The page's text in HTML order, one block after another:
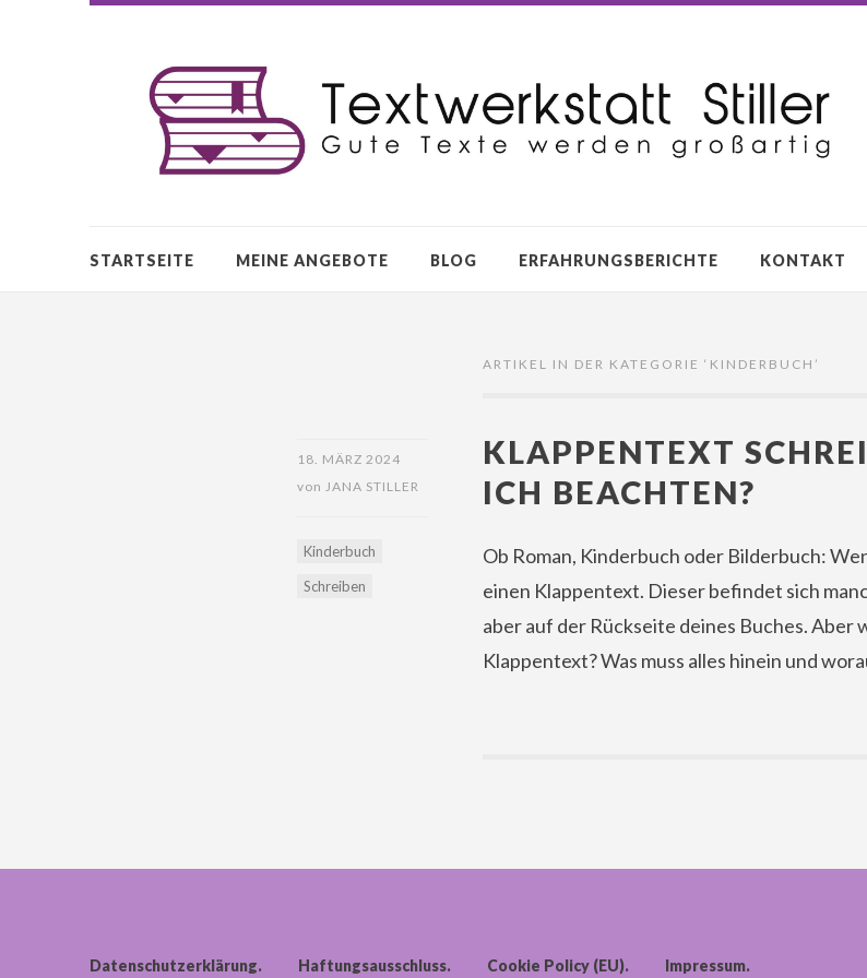
STARTSEITE MEINE ANGEBOTE BLOG ERFAHRUNGSBERICHTE KONTAKT
ARTIKEL IN DER KATEGORIE ‘ KINDERBUCH ’
18. MÄRZ 2024
von JANA STILLER
Kinderbuch
Schreiben
KLAPPENTEXT
ICH BEACHTEN?
Ob Roman, Kinderbuch oder Bilderbuch:
einen Klappentext. Dieser befindet sich
aber auf der Rückseite deines Buches. Aber
Klappentext? Was muss alles hinein und
Datenschutzerklärung Haftungsausschluss Cookie Policy (EU) Impressum